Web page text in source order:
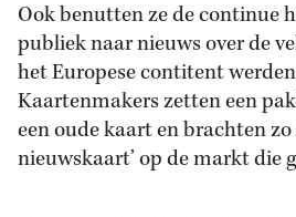
Ook benutten ze de continue
publiek naar nieuws over de
het Europese contitent
Kaartenmakers zetten een
een oude kaart en brachten zo
nieuwskaart’ op de markt die